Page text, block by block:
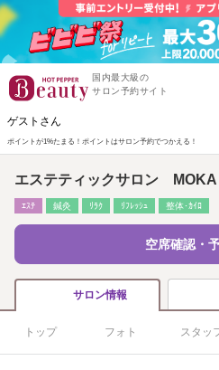
国内最大級の
サロン予約サイト
ゲストさん
ポイントが1%たまる！ ポイントはサロン予約でつかえる！
エステティックサロン MOKA
ｴｽﾃ 鍼灸 ﾘﾗｸ ﾘﾌﾚｯｼｭ 整体･ｶｲﾛ
空席確認・
サロン情報
トップ フォト スタッ